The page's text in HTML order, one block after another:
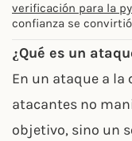
verificación para la
confianza se
¿Qué es un
En un ataque a
atacantes no
objetivo, sino un